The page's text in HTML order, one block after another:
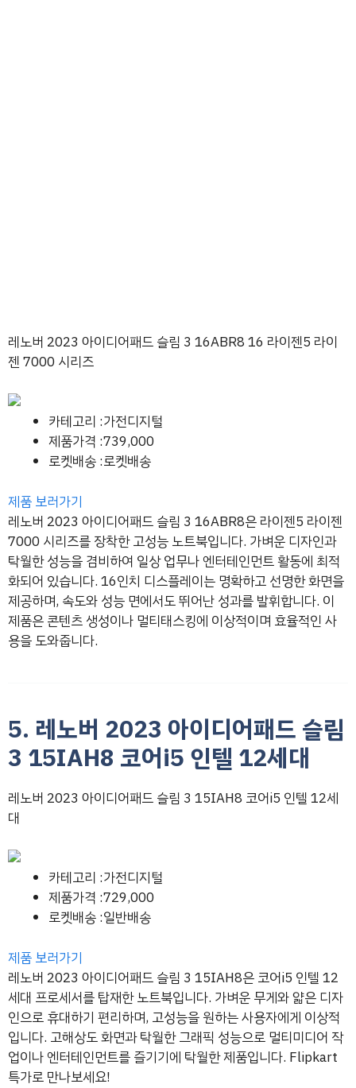
레노버 2023 아이디어패드 슬림 3 16ABR8 16 라이젠5 라이
젠 7000 시리즈
카테고리 :가전디지털
제품가격 :739,000
로켓배송 :로켓배송
제품 보러가기
레노버 2023 아이디어패드 슬림 3 16ABR8은 라이젠5 라이젠
7000 시리즈를 장착한 고성능 노트북입니다. 가벼운 디자인과
탁월한 성능을 겸비하여 일상 업무나 엔터테인먼트 활동에 최적
화되어 있습니다. 16인치 디스플레이는 명확하고 선명한 화면을
제공하며, 속도와 성능 면에서도 뛰어난 성과를 발휘합니다. 이
제품은 콘텐츠 생성이나 멀티태스킹에 이상적이며 효율적인 사
용을 도와줍니다.
5. 레노버 2023 아이디어패드 슬림
3 15IAH8 코어i5 인텔 12세대
레노버 2023 아이디어패드 슬림 3 15IAH8 코어i5 인텔 12세
대
카테고리 :가전디지털
제품가격 :729,000
로켓배송 :일반배송
제품 보러가기
레노버 2023 아이디어패드 슬림 3 15IAH8은 코어i5 인텔 12
세대 프로세서를 탑재한 노트북입니다. 가벼운 무게와 얇은 디자
인으로 휴대하기 편리하며, 고성능을 원하는 사용자에게 이상적
입니다. 고해상도 화면과 탁월한 그래픽 성능으로 멀티미디어 작
업이나 엔터테인먼트를 즐기기에 탁월한 제품입니다. Flipkart
특가로 만나보세요!